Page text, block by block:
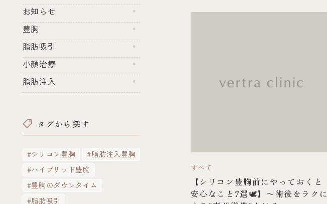
お知らせ
豊胸
脂肪吸引
小顔治療
脂肪注入
タグから探す
#シリコン豊胸
#脂肪注入豊胸
#ハイブリッド豊胸
#豊胸のダウンタイム
#脂肪吸引
すべて
【シリコン豊胸前にやっておくと
安心なこと7選🕊️】〜術後をラクに